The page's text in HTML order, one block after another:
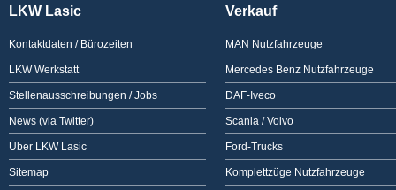
LKW Lasic
Kontaktdaten / Bürozeiten
LKW Werkstatt
Stellenausschreibungen / Jobs
News (via Twitter)
Über LKW Lasic
Sitemap
Verkauf
MAN Nutzfahrzeuge
Mercedes Benz Nutzfahrzeuge
DAF-Iveco
Scania / Volvo
Ford-Trucks
Komplettzüge Nutzfahrzeuge